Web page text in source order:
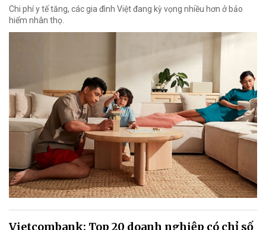
Chi phí y tế tăng, các gia đình Việt đang kỳ vọng nhiều hơn ở bảo
hiểm nhân thọ.
Vietcombank: Top 20 doanh nghiệp có chỉ số